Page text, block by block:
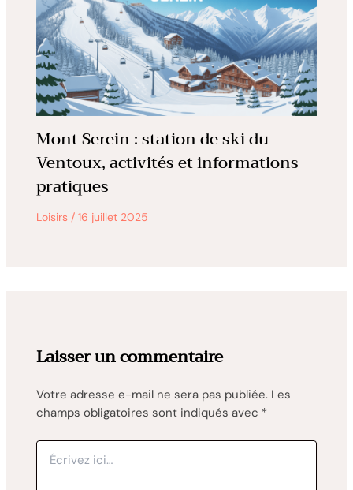
Mont Serein : station de ski du
Ventoux, activités et informations
pratiques
Loisirs/ 16 juillet 2025
Laisser un commentaire
Votre adresse e-mail ne sera pas publiée. Les
champs obligatoires sont indiqués avec *
Écrivez
ici…